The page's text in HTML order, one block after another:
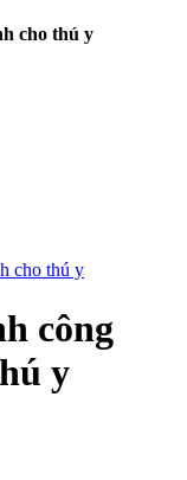
cho thú y
công
y